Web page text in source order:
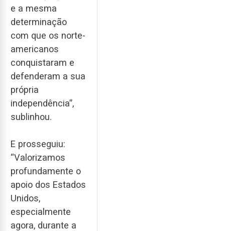
e a mesma
determinação
com que os norte-
americanos
conquistaram e
defenderam a sua
própria
independência”,
sublinhou.
E prosseguiu:
“Valorizamos
profundamente o
apoio dos Estados
Unidos,
especialmente
agora, durante a